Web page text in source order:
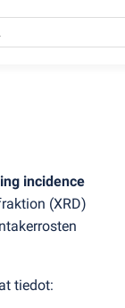
incidence
(XRD)
tiedot: